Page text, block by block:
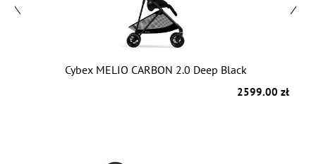
Cybex MELIO CARBON 2.0 Deep Black
2599.00 zł